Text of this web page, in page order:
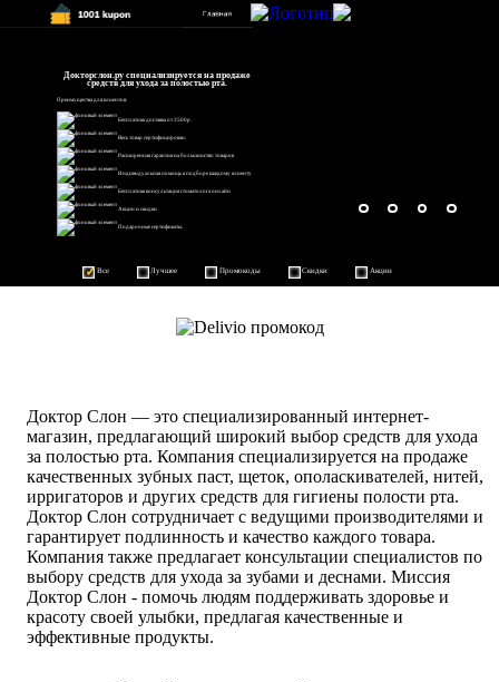
Докторслон.ру специализируется на продаже
средств для ухода за полостью рта.
Преимущества для клиентов:
Бесплатная доставка от 3500р.
Весь товар сертифицирован.
Расширенная гарантия на большинство товаров
Индивидуальная помощь в подборе каждому клиенту
Бесплатная консультация стоматолога онлайн
Акции и скидки
Подарочные сертификаты.
Все Лучшее Промокоды Скидки Акции
Доктор Слон — это специализированный интернет-
магазин, предлагающий широкий выбор средств для ухода
за полостью рта. Компания специализируется на продаже
качественных зубных паст, щеток, ополаскивателей, нитей,
ирригаторов и других средств для гигиены полости рта.
Доктор Слон сотрудничает с ведущими производителями и
гарантирует подлинность и качество каждого товара.
Компания также предлагает консультации специалистов по
выбору средств для ухода за зубами и деснами. Миссия
Доктор Слон - помочь людям поддерживать здоровье и
красоту своей улыбки, предлагая качественные и
эффективные продукты.